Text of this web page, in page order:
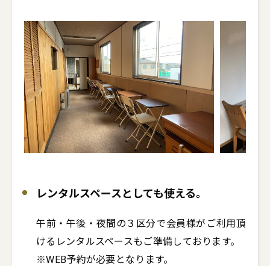
レンタルスペースとしても使える。
午前・午後・夜間の３区分で会員様がご利用頂
けるレンタルスペースもご準備しております。
※WEB予約が必要となります。